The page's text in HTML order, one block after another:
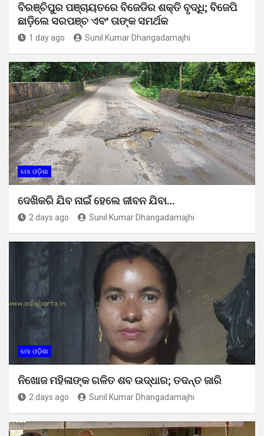
ବିରଞ୍ଚିପୁର ପଞ୍ଚାୟତରେ ବିଜେଡିର ଶକ୍ତି ବୃଦ୍ଧି; ବିଜେପି
ଛାଡ଼ିଲେ ସରପଞ୍ଚ ଏବଂ ତାଙ୍କ ସମର୍ଥକ
1 day ago Sunil Kumar Dhangadamajhi
ମୋ ଓଡ଼ିଶା
ଦେଖିକରି ଯିବ ନାଇଁ ହେଲେ ଜୀବନ ଯିବା…
2 days ago Sunil Kumar Dhangadamajhi
ମୋ ଓଡ଼ିଶା
ନିଖୋଜ ମହିଳାଙ୍କ ଗଳିତ ଶବ ଉଦ୍ଧାର; ତଦନ୍ତ ଜାରି
2 days ago Sunil Kumar Dhangadamajhi